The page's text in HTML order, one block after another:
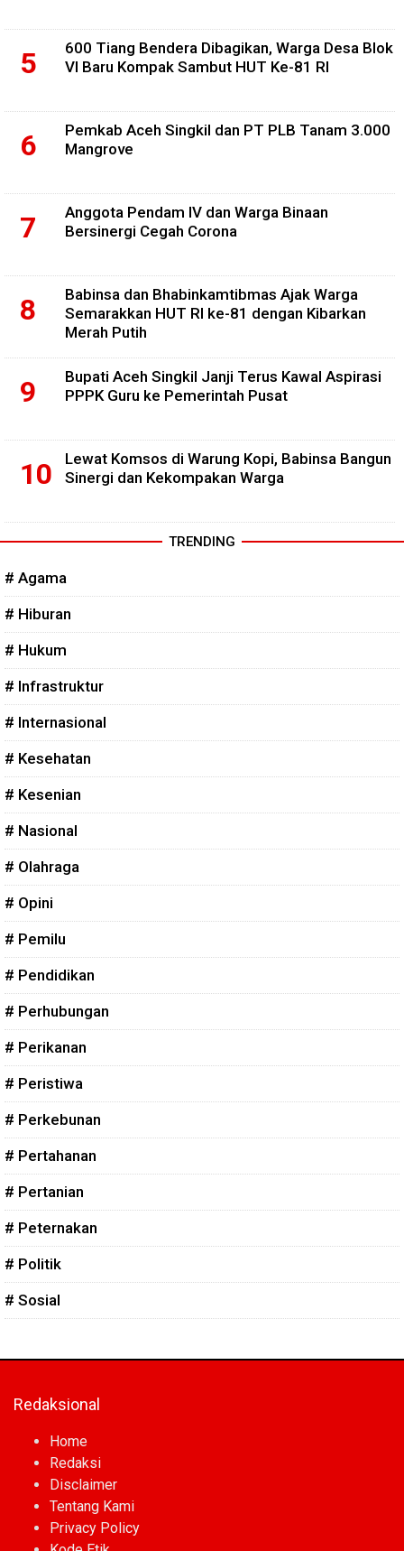
600 Tiang Bendera Dibagikan, Warga Desa Blok
VI Baru Kompak Sambut HUT Ke-81 RI
Pemkab Aceh Singkil dan PT PLB Tanam 3.000
Mangrove
Anggota Pendam IV dan Warga Binaan
Bersinergi Cegah Corona
Babinsa dan Bhabinkamtibmas Ajak Warga
Semarakkan HUT RI ke-81 dengan Kibarkan
Merah Putih
Bupati Aceh Singkil Janji Terus Kawal Aspirasi
PPPK Guru ke Pemerintah Pusat
Lewat Komsos di Warung Kopi, Babinsa Bangun
Sinergi dan Kekompakan Warga
TRENDING
# Agama
# Hiburan
# Hukum
# Infrastruktur
# Internasional
# Kesehatan
# Kesenian
# Nasional
# Olahraga
# Opini
# Pemilu
# Pendidikan
# Perhubungan
# Perikanan
# Peristiwa
# Perkebunan
# Pertahanan
# Pertanian
# Peternakan
# Politik
# Sosial
Redaksional
Home
Redaksi
Disclaimer
Tentang Kami
Privacy Policy